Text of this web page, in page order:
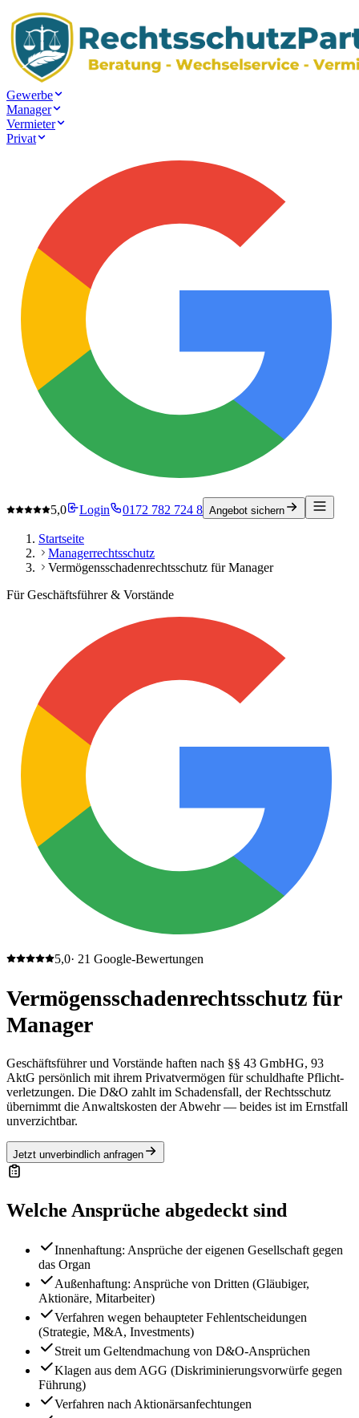
Gewerbe
Manager
Vermieter
Privat
5,0 Login 0172 782 724 8 Angebot sichern
Startseite
Managerrechtsschutz
Vermögensschadenrechtsschutz für Manager
Für Geschäftsführer & Vorstände
5,0· 21 Google-Bewertungen
Vermögensschadenrechtsschutz für
Manager
Geschäftsführer und Vorstände haften nach §§ 43 GmbHG, 93
AktG persönlich mit ihrem Privat­vermögen für schuldhafte Pflicht­
verletzungen. Die D&O zahlt im Schadensfall, der Rechtsschutz
übernimmt die Anwaltskosten der Abwehr — beides ist im Ernstfall
unverzichtbar.
Jetzt unverbindlich anfragen
Welche Ansprüche abgedeckt sind
Innenhaftung: Ansprüche der eigenen Gesellschaft gegen
das Organ
Außenhaftung: Ansprüche von Dritten (Gläubiger,
Aktionäre, Mitarbeiter)
Verfahren wegen behaupteter Fehlentscheidungen
(Strategie, M&A, Investments)
Streit um Geltendmachung von D&O-Ansprüchen
Klagen aus dem AGG (Diskriminierungs­vorwürfe gegen
Führung)
Verfahren nach Aktionärs­anfechtungen